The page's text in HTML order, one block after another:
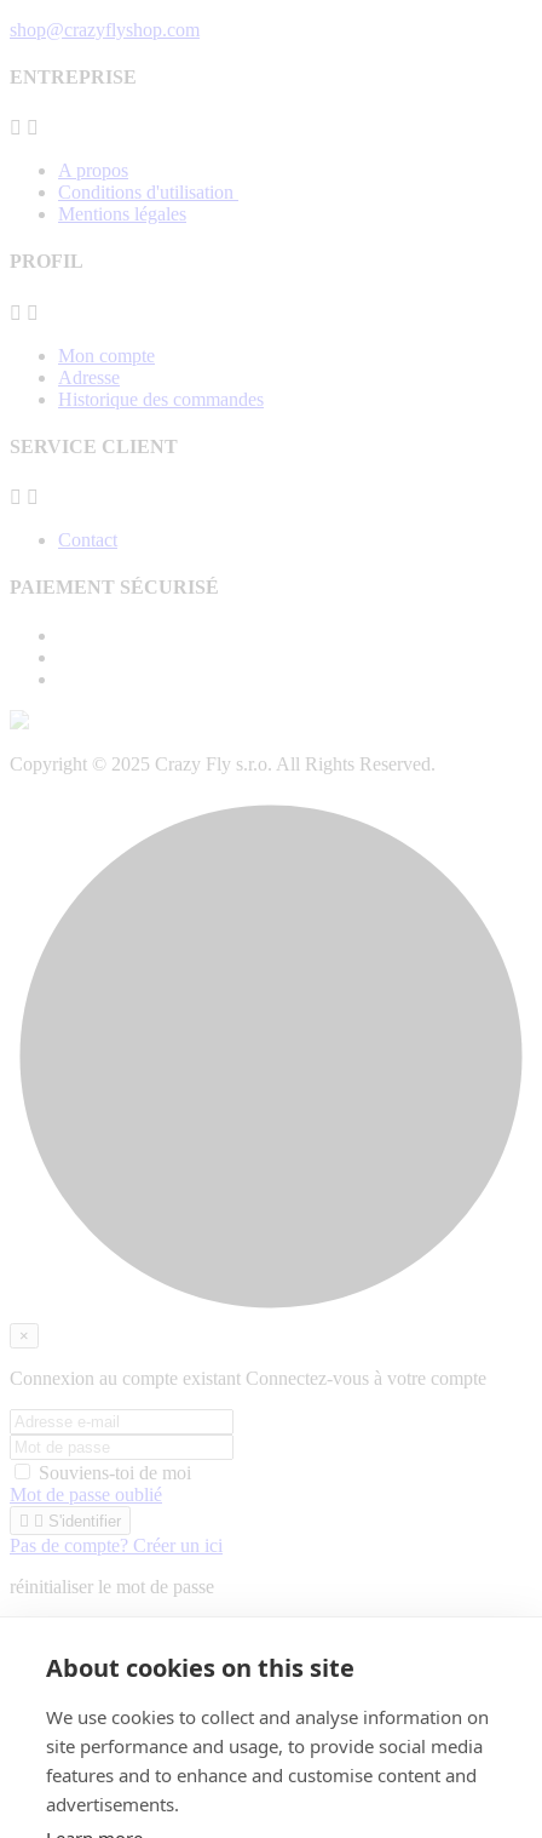
shop@crazyflyshop.com
ENTREPRISE
 
A propos
Conditions d'utilisation
Mentions légales
PROFIL
 
Mon compte
Adresse
Historique des commandes
SERVICE CLIENT
 
Contact
PAIEMENT SÉCURISÉ
Copyright © 2025 Crazy Fly s.r.o. All Rights Reserved.
×
Connexion au compte existant Connectez-vous à votre compte
Souviens-toi de moi
Mot de passe oublié
  S'identifier
Pas de compte? Créer un ici
réinitialiser le mot de passe
réinitialiser le mot de passe
M. Mme
About cookies on this site
We use cookies to collect and analyse information on
site performance and usage, to provide social media
features and to enhance and customise content and
advertisements.